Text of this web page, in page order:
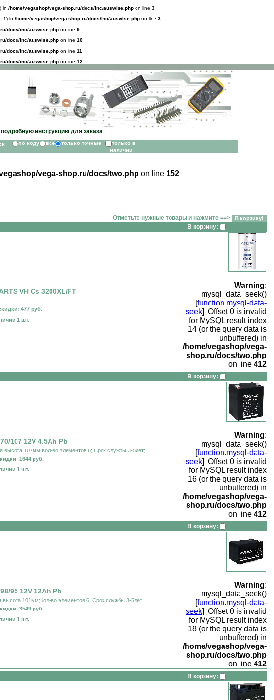
in /home/vegashop/vega-shop.ru/docs/inc/auswise.php on line 3
in /home/vegashop/vega-shop.ru/docs/inc/auswise.php on line 3
docs/inc/auswise.php on line 9
docs/inc/auswise.php on line 10
docs/inc/auswise.php on line 11
docs/inc/auswise.php on line 12
инструкцию для заказа
по коду все только точные
только в
наличии
vega-shop.ru/docs/two.php on line 152
Отметьте нужные товары и нажмите ==>
В корзину:
VH Cs 3200XL/FT
477 руб.
1 шт.
Warning:
mysql_data_seek()
[function.mysql-data-
seek]: Offset 0 is invalid
for MySQL result index
14 (or the query data is
unbuffered) in
/home/vegashop/vega-
shop.ru/docs/two.php
on line 412
В корзину:
107 12V 4.5Ah Pb
107мм;Кол-во элементов 6; Срок службы 3-5лет;
1644 руб.
1 шт.
Warning:
mysql_data_seek()
[function.mysql-data-
seek]: Offset 0 is invalid
for MySQL result index
16 (or the query data is
unbuffered) in
/home/vegashop/vega-
shop.ru/docs/two.php
on line 412
В корзину:
95 12V 12Ah Pb
101мм;Кол-во элементов 6; Срок службы 3-5лет
3549 руб.
1 шт.
Warning:
mysql_data_seek()
[function.mysql-data-
seek]: Offset 0 is invalid
for MySQL result index
18 (or the query data is
unbuffered) in
/home/vegashop/vega-
shop.ru/docs/two.php
on line 412
В корзину: